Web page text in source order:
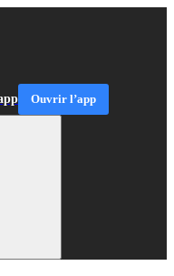
Ouvrir l’app